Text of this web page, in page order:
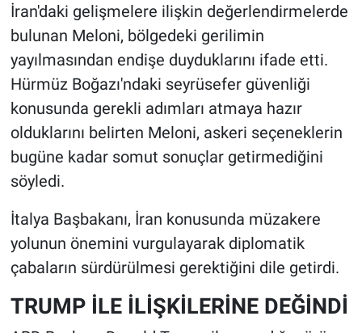
İran'daki gelişmelere ilişkin değerlendirmelerde
bulunan Meloni, bölgedeki gerilimin
yayılmasından endişe duyduklarını ifade etti.
Hürmüz Boğazı'ndaki seyrüsefer güvenliği
konusunda gerekli adımları atmaya hazır
olduklarını belirten Meloni, askeri seçeneklerin
bugüne kadar somut sonuçlar getirmediğini
söyledi.
İtalya Başbakanı, İran konusunda müzakere
yolunun önemini vurgulayarak diplomatik
çabaların sürdürülmesi gerektiğini dile getirdi.
TRUMP İLE İLİŞKİLERİNE DEĞİNDİ